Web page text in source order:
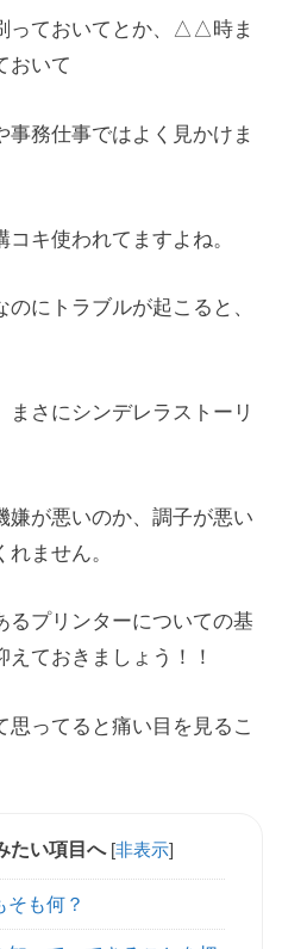
っておいてとか、△△時ま
おいて
務仕事ではよく見かけま
キ使われてますよね。
にトラブルが起こると、
さにシンデレラストーリ
嫌が悪いのか、調子が悪い
ません。
るプリンターについての基
ておきましょう！！
ってると痛い目を見るこ
たい項目へ [非表示]
そも何？